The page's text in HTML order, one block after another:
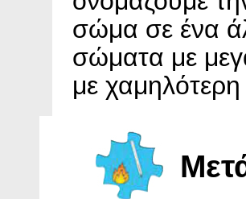
σώμα σε ένα
σώματα με
με